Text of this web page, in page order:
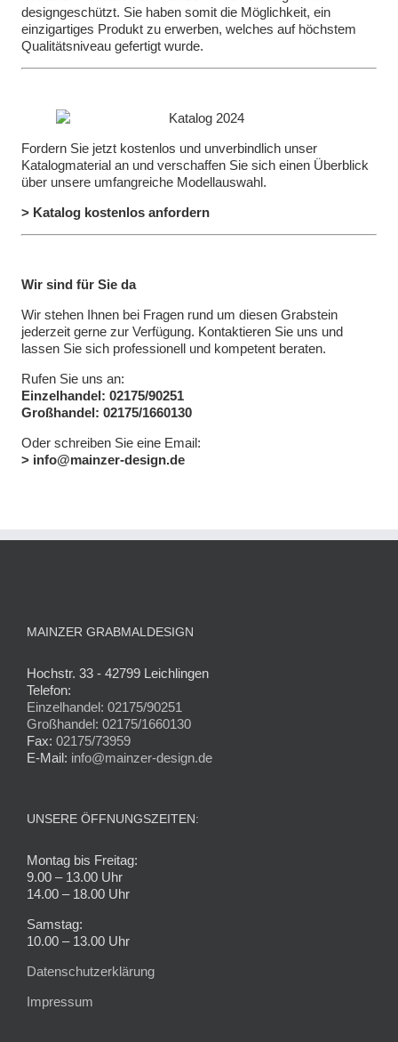
designgeschützt. Sie haben somit die Möglichkeit, ein
einzigartiges Produkt zu erwerben, welches auf höchstem
Qualitätsniveau gefertigt wurde.
Fordern Sie jetzt kostenlos und unverbindlich unser
Katalogmaterial an und verschaffen Sie sich einen Überblick
über unsere umfangreiche Modellauswahl.
> Katalog kostenlos anfordern
Wir sind für Sie da
Wir stehen Ihnen bei Fragen rund um diesen Grabstein
jederzeit gerne zur Verfügung. Kontaktieren Sie uns und
lassen Sie sich professionell und kompetent beraten.
Rufen Sie uns an:
Einzelhandel: 02175/90251
Großhandel: 02175/1660130
Oder schreiben Sie eine Email:
> info@mainzer-design.de
MAINZER GRABMALDESIGN
Hochstr. 33 - 42799 Leichlingen
Telefon:
Einzelhandel: 02175/90251
Großhandel: 02175/1660130
Fax: 02175/73959
E-Mail: info@mainzer-design.de
UNSERE ÖFFNUNGSZEITEN:
Montag bis Freitag:
9.00 – 13.00 Uhr
14.00 – 18.00 Uhr
Samstag:
10.00 – 13.00 Uhr
Datenschutzerklärung
Impressum